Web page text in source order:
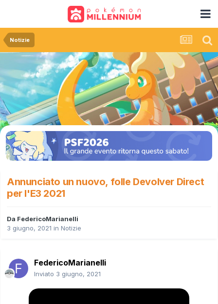
Notizie
Annunciato un nuovo, folle Devolver Direct
per l'E3 2021
Da FedericoMarianelli
3 giugno, 2021 in Notizie
FedericoMarianelli
Inviato 3 giugno, 2021